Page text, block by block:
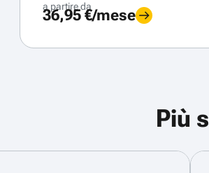
a partire da
36,95 €/mese
Più